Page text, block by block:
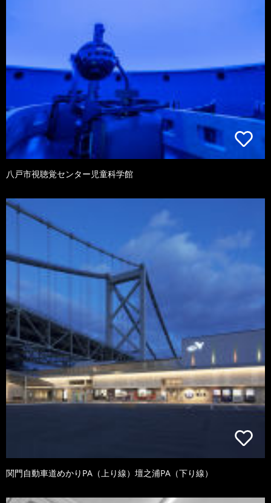
八戸市視聴覚センター児童科学館
関門自動車道めかりPA（上り線）壇之浦PA（下り線）